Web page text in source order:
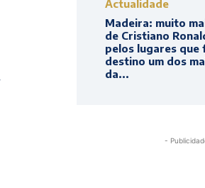
Actualidade
Madeira: muito
de Cristiano
pelos lugares que
destino um dos
da...
-